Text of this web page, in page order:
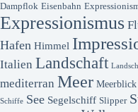
Dampflok Eisenbahn
Expressionismus
Hafen Himmel
Italien Landschaft
mediterran Meer Meerblick
Schiffe See Segelschiff Slipper